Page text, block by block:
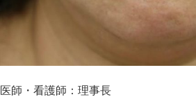
医師・看護師： 理事長